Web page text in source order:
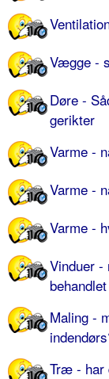
Vægge -
Døre -
gerikter
Varme -
Varme -
Varme -
Vinduer -
behandlet
Maling -
Træ -